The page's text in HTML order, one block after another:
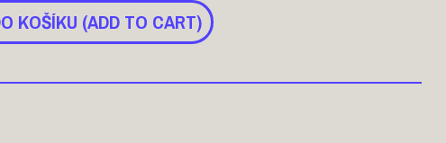
KOŠÍKU (ADD TO CART)